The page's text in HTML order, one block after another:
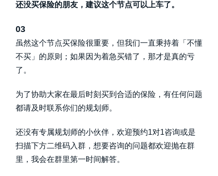
还没买保险的朋友，建议这个节点可以上车了。
03
虽然这个节点买保险很重要，但我们一直秉持着「不懂
不买」的原则；如果因为着急买错了，那才是真的亏
了。
为了协助大家在最后时刻买到合适的保险，有任何问题
都请及时联系你们的规划师。
还没有专属规划师的小伙伴，欢迎预约1对1咨询或是
扫描下方二维码入群，想要咨询的问题都欢迎抛在群
里，我会在群里第一时间解答。